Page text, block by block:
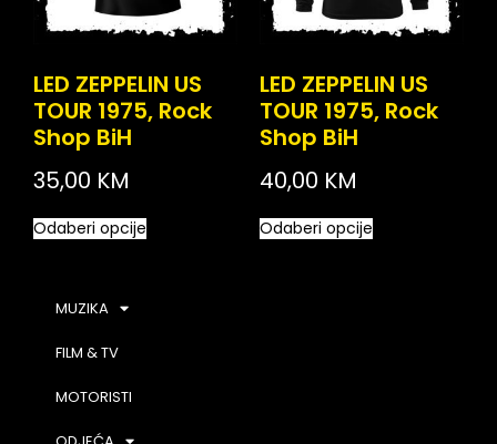
LED ZEPPELIN US
TOUR 1975, Rock
Shop BiH
35,00 KM
Odaberi opcije
LED ZEPPELIN US
TOUR 1975, Rock
Shop BiH
40,00 KM
Odaberi opcije
MUZIKA
FILM & TV
MOTORISTI